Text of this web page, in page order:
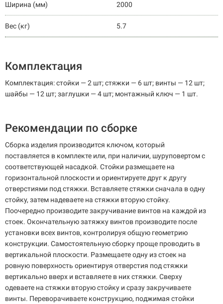
Ширина (мм) 2000
Вес (кг) 5.7
Комплектация
Комплектация: стойки — 2 шт; стяжки — 6 шт; винты — 12 шт;
шайбы — 12 шт; заглушки — 4 шт; монтажный ключ — 1 шт.
Рекомендации по сборке
Сборка изделия производится ключом, который
поставляется в комплекте или, при наличии, шуруповертом с
соответствующей насадкой. Стойки размещаете на
горизонтальной плоскости и ориентируете друг к другу
отверстиями под стяжки. Вставляете стяжки сначала в одну
стойку, затем надеваете на стяжки вторую стойку.
Поочередно производите закручивание винтов на каждой из
стоек. Окончательную затяжку винтов производите после
установки всех винтов, контролируя общую геометрию
конструкции. Самостоятельную сборку проще проводить в
вертикальной плоскости. Размещаете одну из стоек на
ровную поверхность ориентируя отверстия под стяжки
вертикально вверх и вставляете в них стяжки. Сверху
одеваете на стяжки вторую стойку и сразу закручиваете
винты. Переворачиваете конструкцию, поджимая стойки